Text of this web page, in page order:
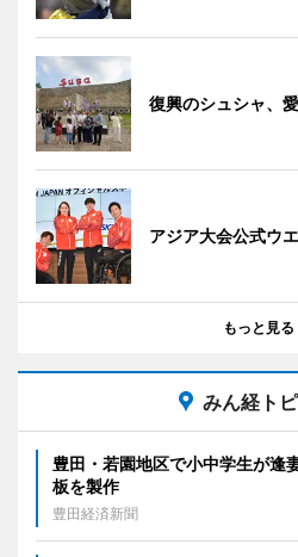
復興のシュシャ、
アジア大会公式ウ
もっと見る
みん経ト
豊田・若園地区で小中学生が逢
板を製作
豊田経済新聞